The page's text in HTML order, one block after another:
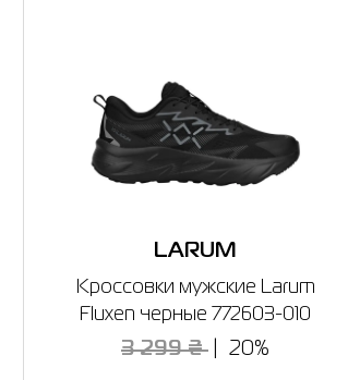
LARUM
Кроссовки мужские Larum
Fluxen черные 772603-010
3 299 ₴ 20%